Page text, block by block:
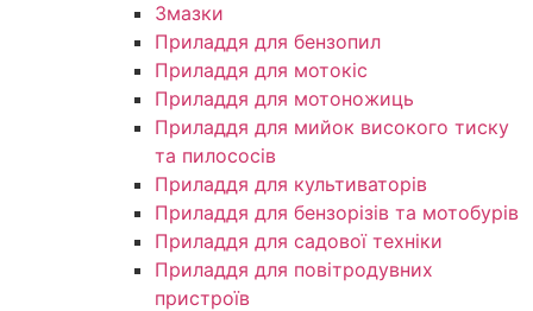
Змазки
Приладдя для бензопил
Приладдя для мотокіс
Приладдя для мотоножиць
Приладдя для мийок високого тиску
та пилососів
Приладдя для культиваторів
Приладдя для бензорізів та мотобурів
Приладдя для садової техніки
Приладдя для повітродувних
пристроїв